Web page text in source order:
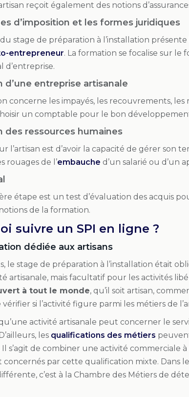
reçoit également des notions
d’imposition et les formes juridiques
stage de préparation à l’installation
entrepreneur. La formation se focalise sur le
d’entreprise.
d’une entreprise artisanale
concerne les impayés, les recouvrements,
un comptable pour le bon
des ressources humaines
l’artisan est d’avoir la capacité de gérer son
rouages de l’embauche d’un salarié ou d’un
étape est un test d’évaluation des acquis
de la formation.
suivre un SPI en ligne ?
dédiée aux artisans
le stage de préparation à l’installation était
artisanale, mais facultatif pour les activités
à tout le monde, qu’il soit artisan,
si l’activité figure parmi les métiers de
activité artisanale peut concerner le
les qualifications des métiers
s’agit de combiner une activité commerciale
concernés par cette qualification mixte. Dans
c’est à la Chambre des Métiers de